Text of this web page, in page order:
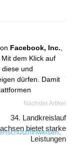
Facebook, Inc.
dem Klick auf
und
dürfen. Damit
.
Nächster Artikel
34. Landkreislauf
bietet starke
Leistungen